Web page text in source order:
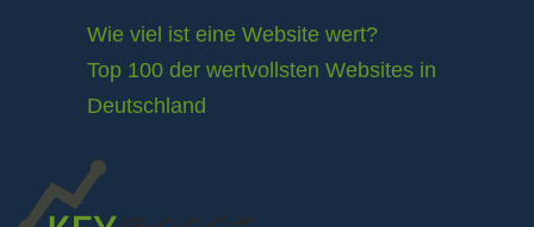
Wie viel ist eine Website wert?
Top 100 der wertvollsten Websites in
Deutschland